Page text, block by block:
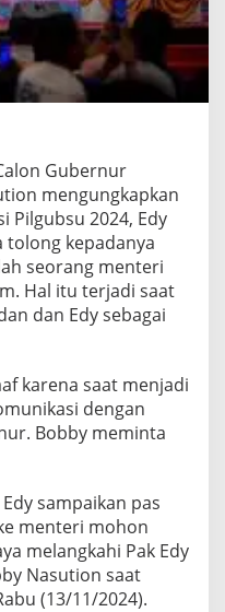
Gubernur
mengungkapkan
Pilgubsu 2024, Edy
tolong kepadanya
seorang menteri
Hal itu terjadi saat
dan Edy sebagai
karena saat menjadi
dengan
Bobby meminta
sampaikan pas
menteri mohon
melangkahi Pak Edy
Nasution saat
(13/11/2024).